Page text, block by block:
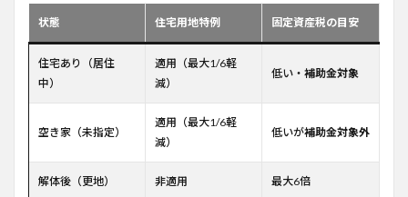
状態 住宅用地特例 固定資産税の目安
住宅あり（居住
中）
適用（最大1/6軽
減）
低い・ 補助金対象
空き家（未指定）
適用（最大1/6軽
減）
低いが補助金対象外
解体後（更地） 非適用 最大6倍